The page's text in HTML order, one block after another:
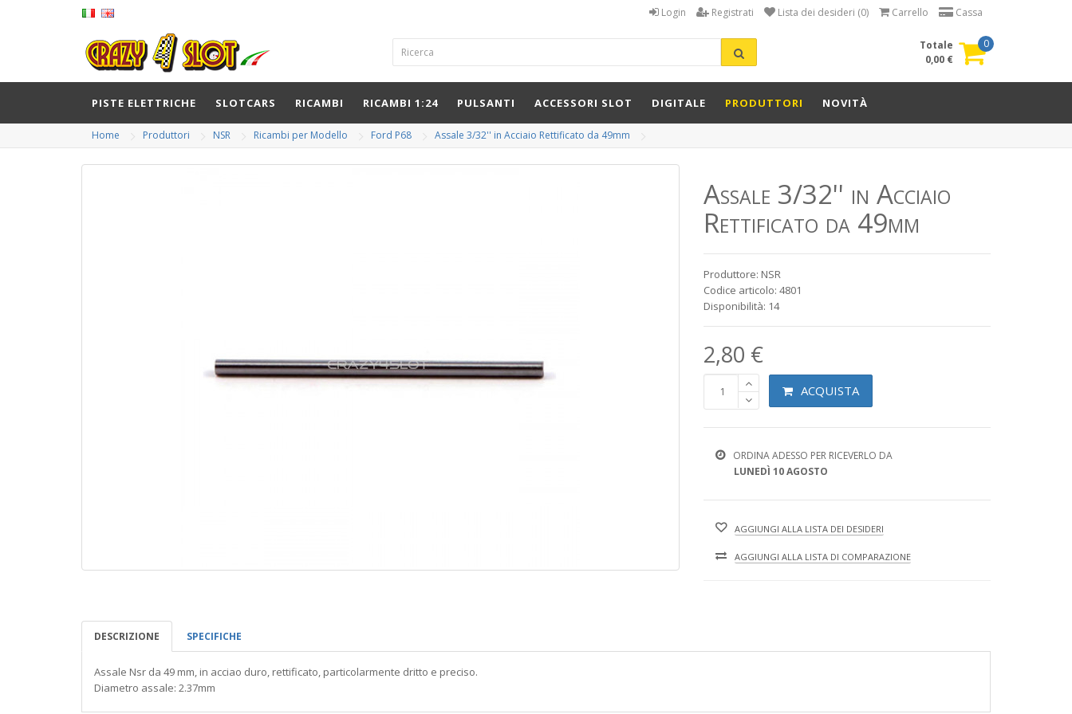
Login Registrati Lista dei desideri (0) Carrello Cassa
0
Totale
0,00 €
PISTE ELETTRICHE SLOTCARS RICAMBI RICAMBI 1:24 PULSANTI ACCESSORI SLOT DIGITALE PRODUTTORI NOVITÀ
Home Produttori NSR Ricambi per Modello Ford P68 Assale 3/32'' in Acciaio Rettificato da 49mm
Assale 3/32'' in Acciaio
Rettificato da 49mm
Produttore: NSR
Codice articolo: 4801
Disponibilità: 14
2,80 €
ACQUISTA
ORDINA ADESSO PER RICEVERLO DA
LUNEDÌ 10 AGOSTO
AGGIUNGI ALLA LISTA DEI DESIDERI
AGGIUNGI ALLA LISTA DI COMPARAZIONE
DESCRIZIONE SPECIFICHE
Assale Nsr da 49 mm, in acciao duro, rettificato, particolarmente dritto e preciso.
Diametro assale: 2.37mm